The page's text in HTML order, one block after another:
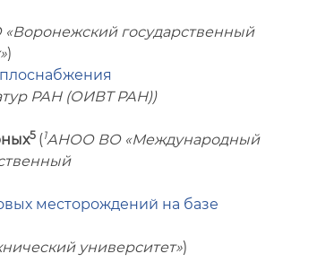
государственный
)
РАН (ОИВТ РАН))
5 (1АНОО ВО «Международный
месторождений на базе
университет»)